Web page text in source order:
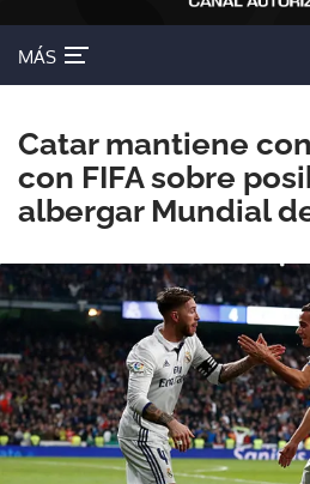
MÁS
Catar mantiene
con FIFA sobre
albergar Mundial